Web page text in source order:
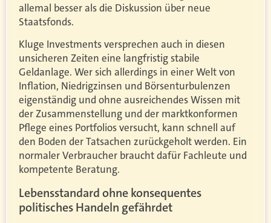
allemal besser als die Diskussion über neue
Staatsfonds.
Kluge Investments versprechen auch in diesen
unsicheren Zeiten eine langfristig stabile
Geldanlage. Wer sich allerdings in einer Welt von
Inflation, Niedrigzinsen und Börsenturbulenzen
eigenständig und ohne ausreichendes Wissen mit
der Zusammenstellung und der marktkonformen
Pflege eines Portfolios versucht, kann schnell auf
den Boden der Tatsachen zurückgeholt werden. Ein
normaler Verbraucher braucht dafür Fachleute und
kompetente Beratung.
Lebensstandard ohne konsequentes
politisches Handeln gefährdet